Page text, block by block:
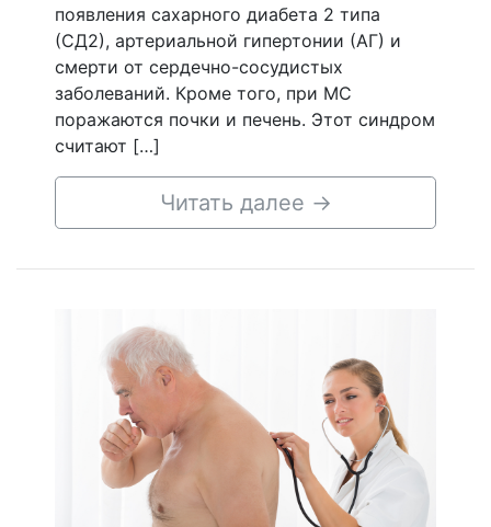
появления сахарного диабета 2 типа
(СД2), артериальной гипертонии (АГ) и
смерти от сердечно-сосудистых
заболеваний. Кроме того, при МС
поражаются почки и печень. Этот синдром
считают […]
Читать далее →